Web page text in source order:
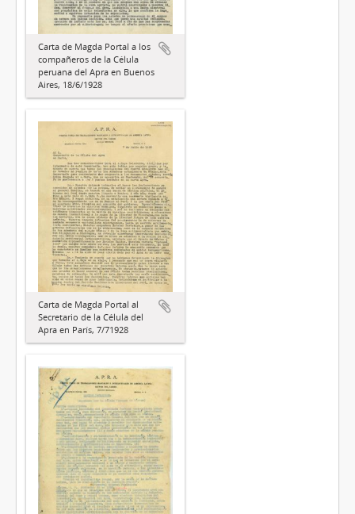
Carta de Magda Portal a los
compañeros de la Célula
peruana del Apra en Buenos
Aires, 18/6/1928
Carta de Magda Portal al
Secretario de la Célula del
Apra en París, 7/71928